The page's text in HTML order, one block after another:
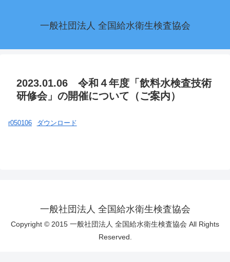
一般社団法人 全国給水衛生検査協会
2023.01.06 令和４年度「飲料水検査技術
研修会」の開催について（ご案内）
r050106 ダウンロード
一般社団法人 全国給水衛生検査協会
Copyright © 2015 一般社団法人 全国給水衛生検査協会 All Rights
Reserved.